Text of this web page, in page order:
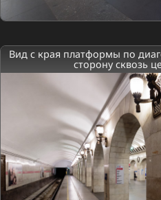
Вид с края платформы по
сторону сквозь